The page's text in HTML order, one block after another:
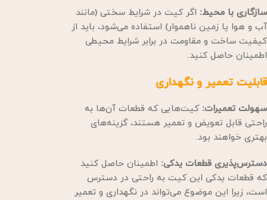
سازگاری با محیط: اگر کیت در شرایط سختی (مانند
آب و هوا یا زمین ناهموار) استفاده می‌شود، باید از
کیفیت ساخت و مقاومت در برابر شرایط محیطی
اطمینان حاصل کنید.
قابلیت تعمیر و نگهداری
سهولت تعمیرات: کیت‌هایی که قطعات آن‌ها به
راحتی قابل تعویض و تعمیر هستند، گزینه‌های
بهتری خواهند بود.
دسترس‌پذیری قطعات یدکی: اطمینان حاصل کنید
که قطعات یدکی این کیت به راحتی در دسترس
است، زیرا این موضوع می‌تواند در نگهداری و تعمیر